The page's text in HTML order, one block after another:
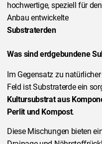
hochwertige, speziell für den
Anbau entwickelte
Substraterden
Was sind erdgebundene
Im Gegensatz zu
Feld ist Substraterde ein
Kultursubstrat aus
Perlit und Kompost.
Diese Mischungen bieten